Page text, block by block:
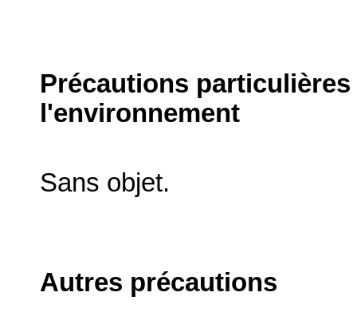
Précautions
l'environnement
Sans objet.
Autres précautions